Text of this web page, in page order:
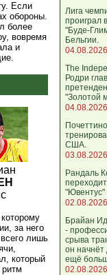
Если
обороны.
более
вовремя
и
за него
лишь
который
Лига
проиграл
"Буде-
Бельгии.
The
Родри
"Золотой
США.
Рандаль
"Ювентус"
Брайан
-
срыва
он начнёт
ещё